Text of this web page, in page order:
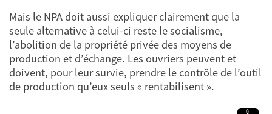
Mais le NPA doit aussi expliquer clairement que la
seule alternative à celui-ci reste le socialisme,
l’abolition de la propriété privée des moyens de
production et d’échange. Les ouvriers peuvent et
doivent, pour leur survie, prendre le contrôle de l’outil
de production qu’eux seuls « rentabilisent ».